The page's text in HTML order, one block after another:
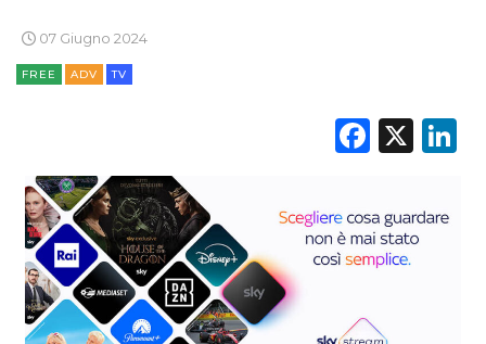
07 Giugno 2024
FREE ADV TV
X